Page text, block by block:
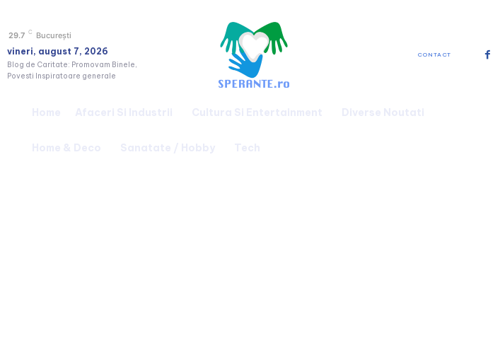
29.7 C București
vineri, august 7, 2026
Blog de Caritate: Promovam Binele,
Povesti Inspiratoare generale
CONTACT